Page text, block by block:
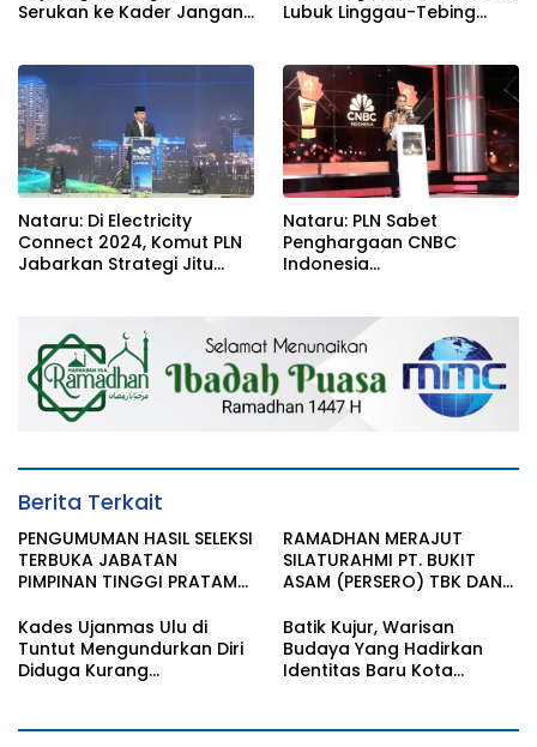
Serukan ke Kader Jangan
Lubuk Linggau-Tebing
Nataru: Di Electricity
Connect 2024, Komut PLN
Jabarkan Strategi Jitu
Nataru: PLN Sabet
Penghargaan CNBC
Indonesia
Berita Terkait
PENGUMUMAN HASIL SELEKSI
TERBUKA JABATAN
PIMPINAN TINGGI PRATAMA
RAMADHAN MERAJUT
SILATURAHMI PT. BUKIT
ASAM (PERSERO) TBK DAN
FORUM GELAR BUKA
BERSAMA
Kades Ujanmas Ulu di
Tuntut Mengundurkan Diri
Diduga Kurang
Batik Kujur, Warisan
Budaya Yang Hadirkan
Identitas Baru Kota